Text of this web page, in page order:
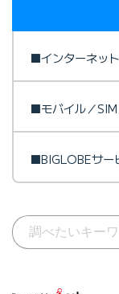
■インターネッ
■モバイル／SIM
■BIGLOBEサー